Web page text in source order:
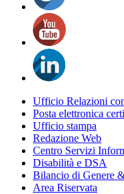
Ufficio Relazioni
Posta elettronica
Ufficio stampa
Redazione Web
Centro Servizi
Disabilità e DSA
Bilancio di Genere
Area Riservata